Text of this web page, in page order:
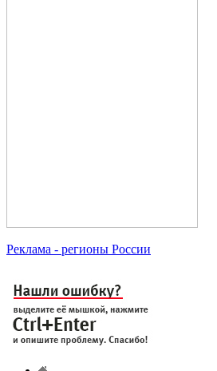
Реклама - регионы России